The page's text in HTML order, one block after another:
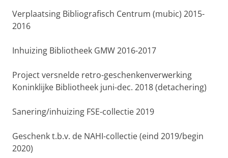
Verplaatsing Bibliografisch Centrum (mubic) 2015-
2016
Inhuizing Bibliotheek GMW 2016-2017
Project versnelde retro-geschenkenverwerking
Koninklijke Bibliotheek juni-dec. 2018 (detachering)
Sanering/inhuizing FSE-collectie 2019
Geschenk t.b.v. de NAHI-collectie (eind 2019/begin
2020)